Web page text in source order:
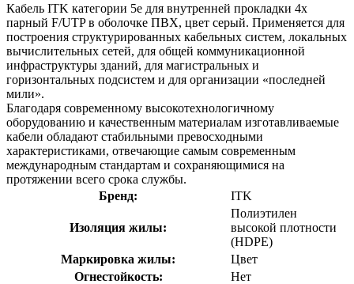
Кабель ITK категории 5е для внутренней прокладки 4х
парный F/UTP в оболочке ПВХ, цвет серый. Применяется для
построения структурированных кабельных систем, локальных
вычислительных сетей, для общей коммуникационной
инфраструктуры зданий, для магистральных и
горизонтальных подсистем и для организации «последней
мили».
Благодаря современному высокотехнологичному
оборудованию и качественным материалам изготавливаемые
кабели обладают стабильными превосходными
характеристиками, отвечающие самым современным
международным стандартам и сохраняющимися на
протяжении всего срока службы.
Бренд:
ITK
Изоляция жилы:
Полиэтилен
высокой плотности
(HDPE)
Маркировка жилы:
Цвет
Огнестойкость:
Нет